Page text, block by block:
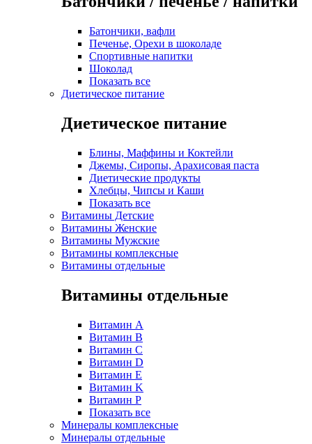
Батончики, вафли
Печенье, Орехи в шоколаде
Спортивные напитки
Шоколад
Показать все
Диетическое питание
Диетическое питание
Блины, Маффины и Коктейли
Джемы, Сиропы, Арахисовая паста
Диетические продукты
Хлебцы, Чипсы и Каши
Показать все
Витамины Детские
Витамины Женские
Витамины Мужские
Витамины комплексные
Витамины отдельные
Витамины отдельные
Витамин A
Витамин B
Витамин C
Витамин D
Витамин E
Витамин K
Витамин P
Показать все
Минералы комплексные
Минералы отдельные